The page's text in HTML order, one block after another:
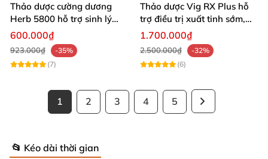
Thảo dược cường dương
Herb 5800 hỗ trợ sinh lý
nam mạnh mẽ kéo dài
600.000₫
923.000₫
-35%
(7)
Thảo dược Vig RX Plus hỗ
trợ điều trị xuất tinh sớm,
tăng cường sinh lý nam
1.700.000₫
2.500.000₫
-32%
(6)
1 2 3 4 5
📂 Kéo dài thời gian